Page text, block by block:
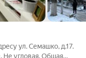
ул. Семашко, д.17.
Не угловая. Общая